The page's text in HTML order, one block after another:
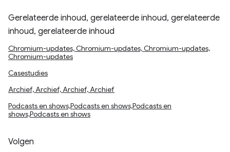
Gerelateerde inhoud, gerelateerde inhoud, gerelateerde
inhoud, gerelateerde inhoud
Chromium-updates, Chromium-updates, Chromium-updates,
Chromium-updates
Casestudies
Archief, Archief, Archief, Archief
Podcasts en shows,Podcasts en shows,Podcasts en
shows,Podcasts en shows
Volgen